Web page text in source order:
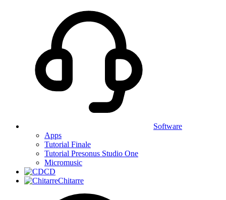
Software
Apps
Tutorial Finale
Tutorial Presonus Studio One
Micromusic
CD
Chitarre